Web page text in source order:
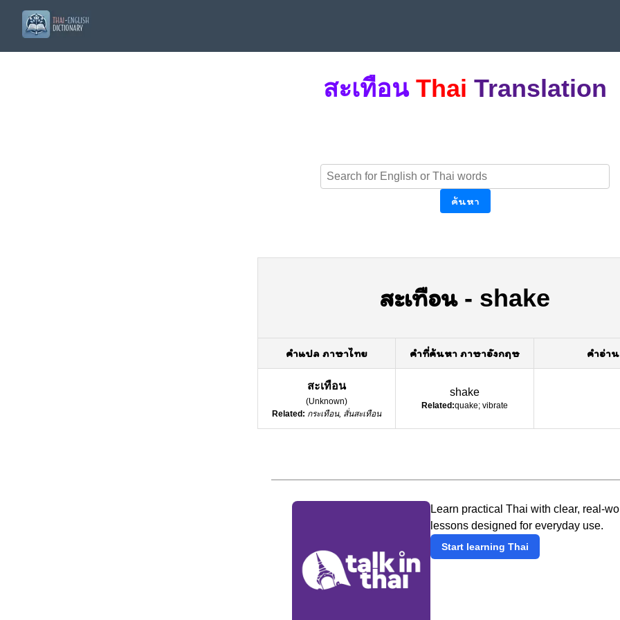
สะเทือน Thai Translation
ค้นหา
สะเทือน- shake
คำแปล ภาษาไทย คำที่ค้นหา ภาษาอังกฤษ คำอ่าน
สะเทือน
(Unknown)
Related: กระเทือน, สั่นสะเทือน
shake
Related:quake; vibrate
Learn practical Thai with clear, real-
lessons designed for everyday use.
Start learning Thai